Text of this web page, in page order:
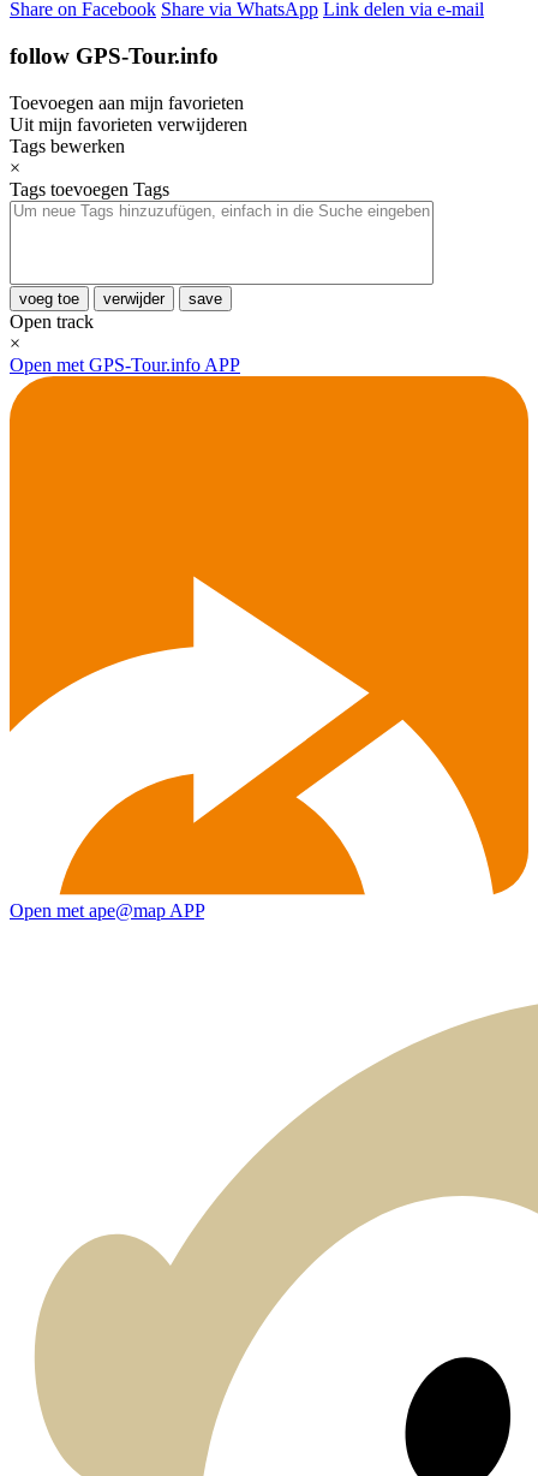
Share on Facebook Share via WhatsApp Link delen via e-mail
follow GPS-Tour.info
Toevoegen aan mijn favorieten
Uit mijn favorieten verwijderen
Tags bewerken
×
Tags toevoegen Tags
voeg toe verwijder save
Open track
×
Open met GPS-Tour.info APP
Open met ape@map APP